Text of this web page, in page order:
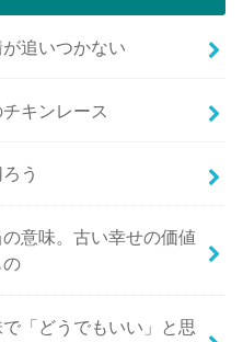
追いつかない
キンレース
う
意味。古い幸せの価値
の
「どうでもいい」と思